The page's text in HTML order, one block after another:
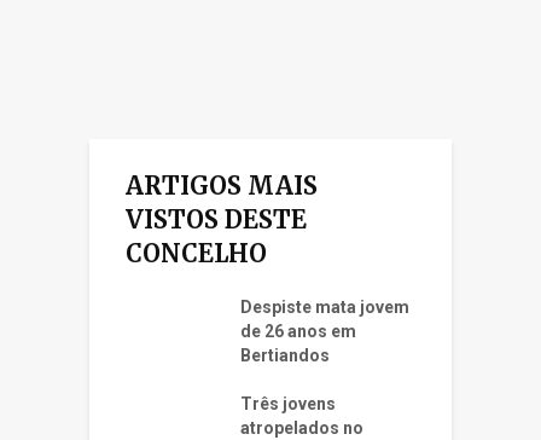
ARTIGOS MAIS
VISTOS DESTE
CONCELHO
Despiste mata jovem
de 26 anos em
Bertiandos
Três jovens
atropelados no